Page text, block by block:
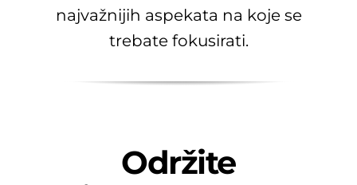
najvažnijih aspekata na koje se
trebate fokusirati.
Održite